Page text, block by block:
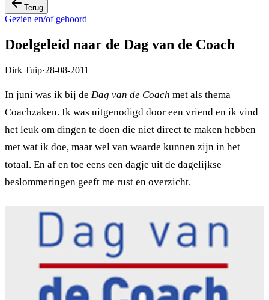
Terug
Gezien en/of gehoord
Doelgeleid naar de Dag van de Coach
Dirk Tuip·28-08-2011
In juni was ik bij de Dag van de Coach met als thema
Coachzaken. Ik was uitgenodigd door een vriend en ik vind
het leuk om dingen te doen die niet direct te maken hebben
met wat ik doe, maar wel van waarde kunnen zijn in het
totaal. En af en toe eens een dagje uit de dagelijkse
beslommeringen geeft me rust en overzicht.